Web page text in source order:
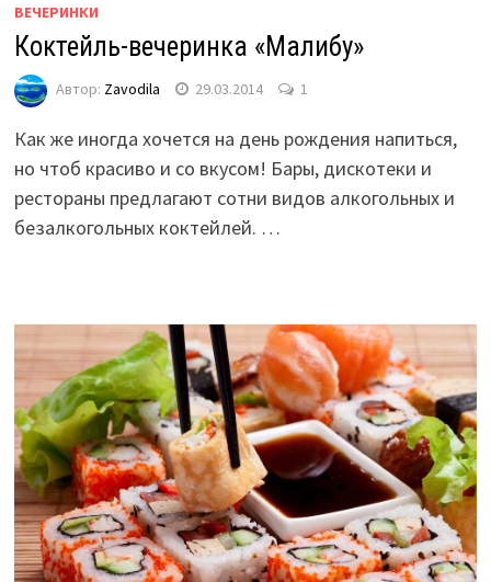
ВЕЧЕРИНКИ
Коктейль-вечеринка «Малибу»
Автор: Zavodila 29.03.2014 1
Как же иногда хочется на день рождения напиться,
но чтоб красиво и со вкусом! Бары, дискотеки и
рестораны предлагают сотни видов алкогольных и
безалкогольных коктейлей. …